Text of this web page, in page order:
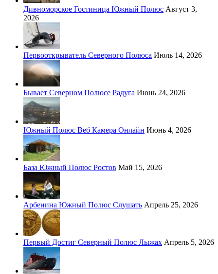
Дивноморское Гостиница Южный Полюс Август 3,
2026
Первооткрыватель Северного Полюса Июль 14, 2026
Бывает Северном Полюсе Радуга Июнь 24, 2026
Южный Полюс Веб Камера Онлайн Июнь 4, 2026
База Южный Полюс Ростов Май 15, 2026
Арбенина Южный Полюс Слушать Апрель 25, 2026
Первый Достиг Северный Полюс Лыжах Апрель 5, 2026